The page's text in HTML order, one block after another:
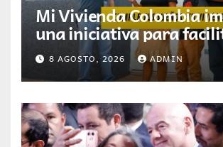
Mi Vivienda Colombia
una iniciativa para
acceso a la vivienda de
colombianas
8 AGOSTO, 2026 ADMIN